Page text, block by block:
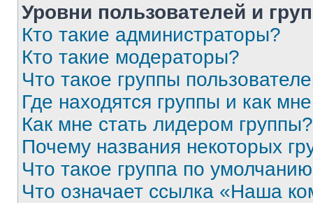
Уровни пользователей и
Кто такие администраторы?
Кто такие модераторы?
Что такое группы
Где находятся группы и как
Как мне стать лидером группы?
Почему названия некоторых
Что такое группа по
Что означает ссылка «Наша